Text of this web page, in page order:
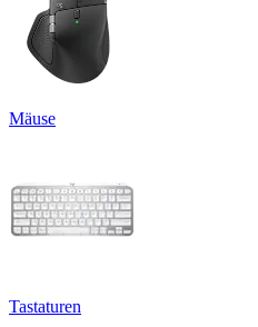
Mäuse
Tastaturen